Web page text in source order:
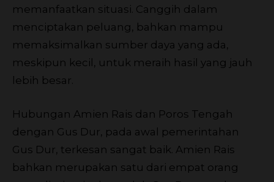
memanfaatkan situasi. Canggih dalam
menciptakan peluang, bahkan mampu
memaksimalkan sumber daya yang ada,
meskipun kecil, untuk meraih hasil yang jauh
lebih besar.
Hubungan Amien Rais dan Poros Tengah
dengan Gus Dur, pada awal pemerintahan
Gus Dur, terkesan sangat baik. Amien Rais
bahkan merupakan satu dari empat orang